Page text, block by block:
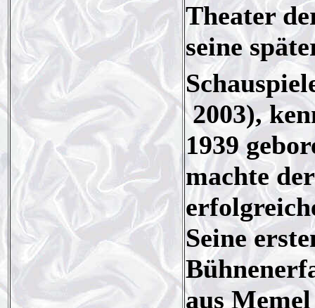
Theater
seine
2003),
1939
machte
Seine
aus